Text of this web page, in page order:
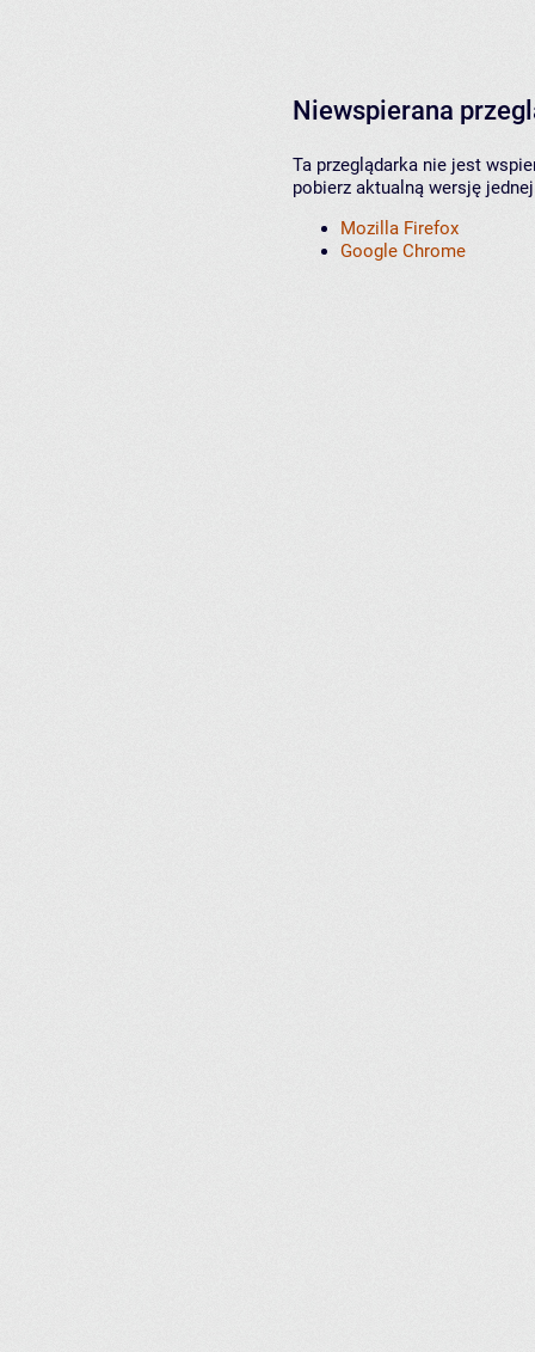
Niewspierana
Ta przeglądarka nie jest
pobierz aktualną wersję
Mozilla Firefox
Google Chrome